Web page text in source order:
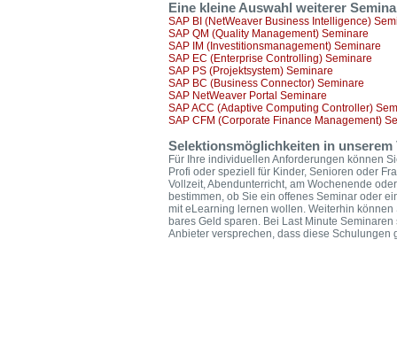
Eine kleine Auswahl weiterer
SAP BI (NetWeaver Business Intelligence)
SAP QM (Quality Management) Seminare
SAP IM (Investitionsmanagement) Seminare
SAP EC (Enterprise Controlling) Seminare
SAP PS (Projektsystem) Seminare
SAP BC (Business Connector) Seminare
SAP NetWeaver Portal Seminare
SAP ACC (Adaptive Computing Controller)
SAP CFM (Corporate Finance Management)
Selektionsmöglichkeiten in unserem
Für Ihre individuellen Anforderungen können
Profi oder speziell für Kinder, Senioren oder
Vollzeit, Abendunterricht, am Wochenende
bestimmen, ob Sie ein offenes Seminar oder
mit eLearning lernen wollen. Weiterhin
bares Geld sparen. Bei Last Minute
Anbieter versprechen, dass diese Schulungen